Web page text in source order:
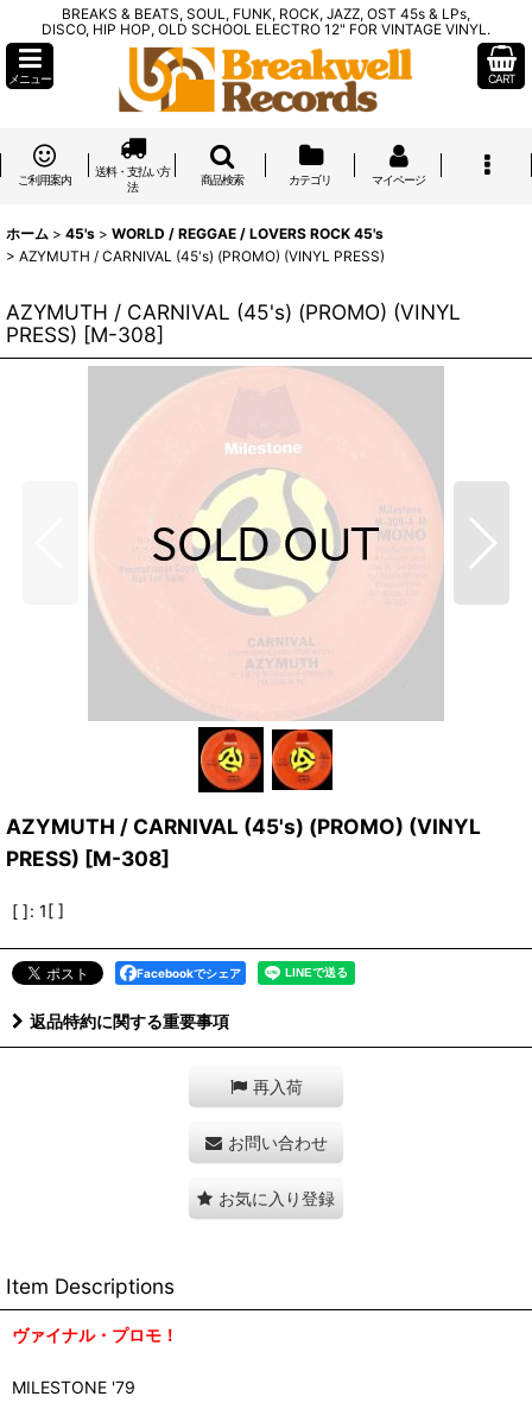
BREAKS & BEATS, SOUL, FUNK, ROCK, JAZZ, OST 45s & LPs,
DISCO, HIP HOP, OLD SCHOOL ELECTRO 12" FOR VINTAGE VINYL.
メニュー CART
ご利用案内
送料・支払い方
法
商品検索 カテゴリ マイページ
ホーム > 45's > WORLD / REGGAE / LOVERS ROCK 45's
> AZYMUTH / CARNIVAL (45's) (PROMO) (VINYL PRESS)
AZYMUTH / CARNIVAL (45's) (PROMO) (VINYL
PRESS) [M-308]
AZYMUTH / CARNIVAL (45's) (PROMO) (VINYL
PRESS) [M-308]
[ ]: 1[ ]
Facebookでシェア
返品特約に関する重要事項
再入荷
お問い合わせ
お気に入り登録
Item Descriptions
ヴァイナル・プロモ！
MILESTONE '79